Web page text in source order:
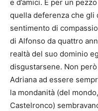
e d’amici. E per un
quella deferenza che gli
sentimento di
di Alfonso da quattro
realtà del suo dominio
disgustarsene. Non
Adriana ad essere
la mondanità (del
Castelronco)